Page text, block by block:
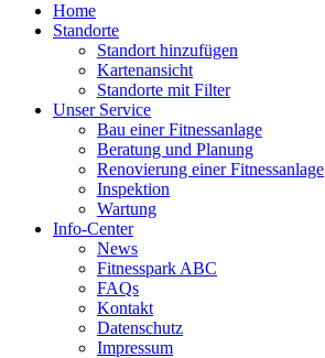
Home
Standorte
Standort hinzufügen
Kartenansicht
Standorte mit Filter
Unser Service
Bau einer Fitnessanlage
Beratung und Planung
Renovierung einer Fitnessanlage
Inspektion
Wartung
Info-Center
News
Fitnesspark ABC
FAQs
Kontakt
Datenschutz
Impressum